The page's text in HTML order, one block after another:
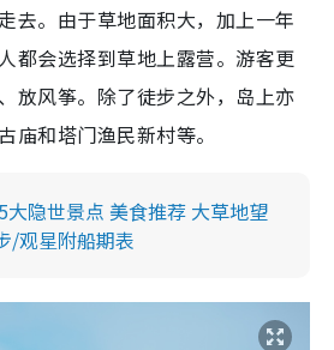
去。由于草地面积大，加上一年
都会选择到草地上露营。游客更
放风筝。除了徒步之外，岛上亦
庙和塔门渔民新村等。
隐世景点 美食推荐 大草地望
/观星附船期表